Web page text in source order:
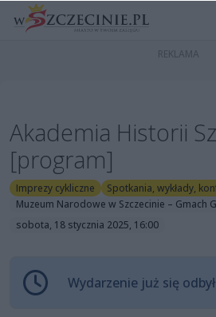
Akademia Historii
[program]
Imprezy cykliczne
Spotkania, wykłady,
Muzeum Narodowe w Szczecinie – Gmach
sobota, 18 stycznia 2025, 16:00
Wydarzenie już się